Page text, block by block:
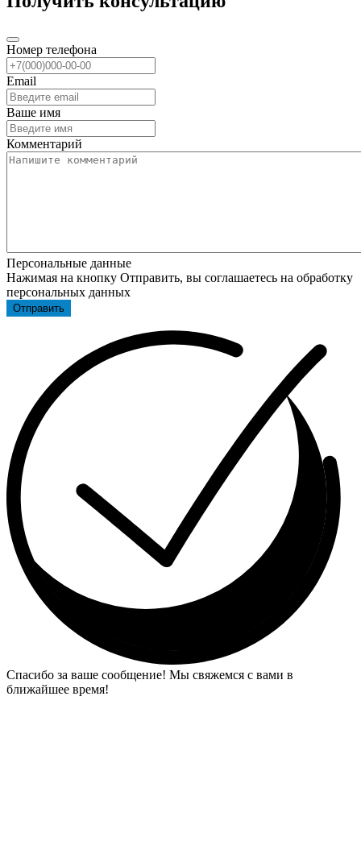
Номер телефона
Email
Ваше имя
Комментарий
Персональные данные
Нажимая на кнопку Отправить, вы соглашаетесь на обработку
персональных данных
Отправить
Спасибо за ваше сообщение! Мы свяжемся с вами в
ближайшее время!